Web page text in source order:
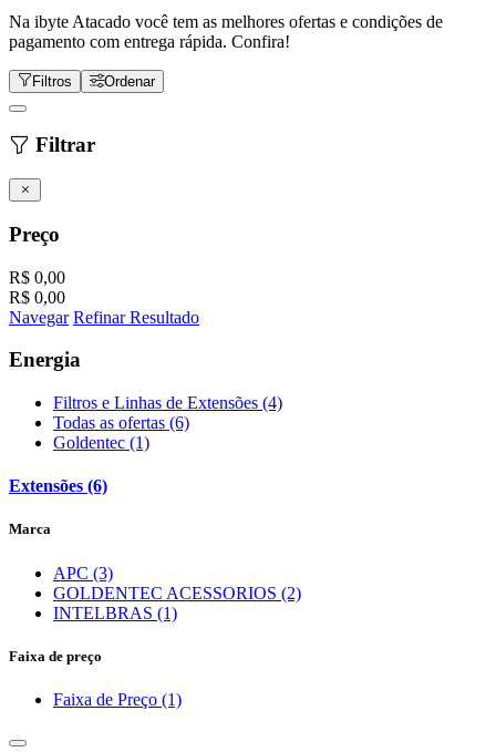
Na ibyte Atacado você tem as melhores ofertas e condições de
pagamento com entrega rápida. Confira!
Filtros Ordenar
Filtrar
Preço
R$ 0,00
R$ 0,00
Navegar Refinar Resultado
Energia
Filtros e Linhas de Extensões (4)
Todas as ofertas (6)
Goldentec (1)
Extensões (6)
Marca
APC (3)
GOLDENTEC ACESSORIOS (2)
INTELBRAS (1)
Faixa de preço
Faixa de Preço (1)